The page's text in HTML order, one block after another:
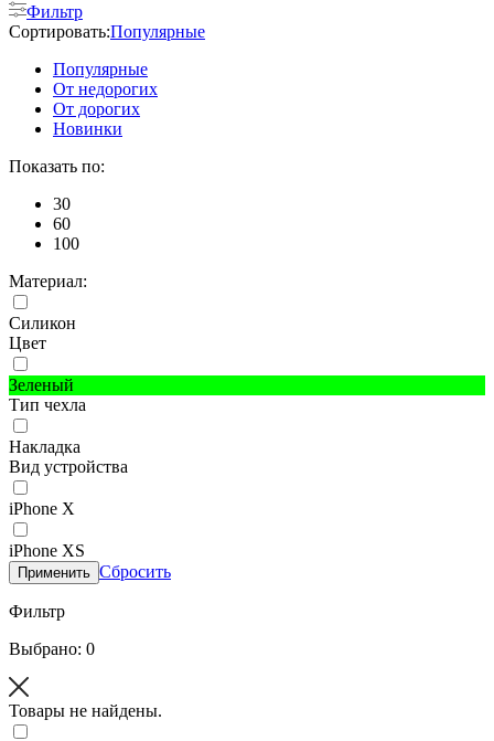
Фильтр
Сортировать:Популярные
Популярные
От недорогих
От дорогих
Новинки
Показать по:
30
60
100
Материал:
Силикон
Цвет
Зеленый
Тип чехла
Накладка
Вид устройства
iPhone X
iPhone XS
Применить Сбросить
Фильтр
Выбрано: 0
Товары не найдены.